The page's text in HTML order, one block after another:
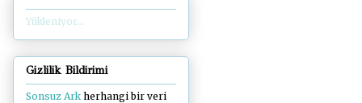
Yükleniyor...
Gizlilik Bildirimi
Sonsuz Arkherhangi bir veri